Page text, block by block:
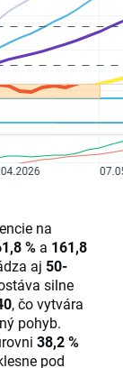
na
% a 161,8
aj 50-
silne
, čo vytvára
pohyb.
38,2 %
pod